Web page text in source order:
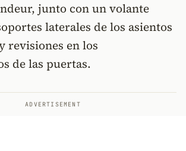
junto con un volante
laterales de los asientos
revisiones en los
de las puertas.
ADVERTISEMENT